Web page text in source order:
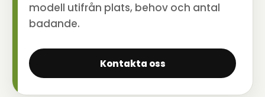
modell utifrån plats, behov och antal
badande.
Kontakta oss